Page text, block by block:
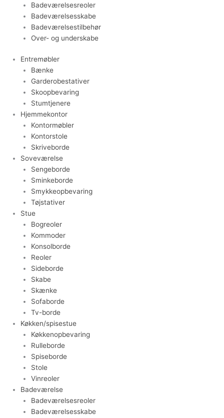
Badeværelsesreoler
Badeværelsesskabe
Badeværelsestilbehør
Over- og underskabe
Entremøbler
Bænke
Garderobestativer
Skoopbevaring
Stumtjenere
Hjemmekontor
Kontormøbler
Kontorstole
Skriveborde
Soveværelse
Sengeborde
Sminkeborde
Smykkeopbevaring
Tøjstativer
Stue
Bogreoler
Kommoder
Konsolborde
Reoler
Sideborde
Skabe
Skænke
Sofaborde
Tv-borde
Køkken/spisestue
Køkkenopbevaring
Rulleborde
Spiseborde
Stole
Vinreoler
Badeværelse
Badeværelsesreoler
Badeværelsesskabe